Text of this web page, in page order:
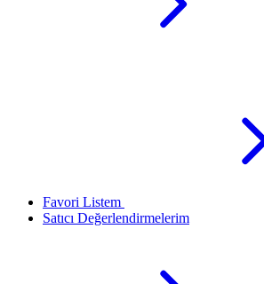
Favori Listem
Satıcı Değerlendirmelerim